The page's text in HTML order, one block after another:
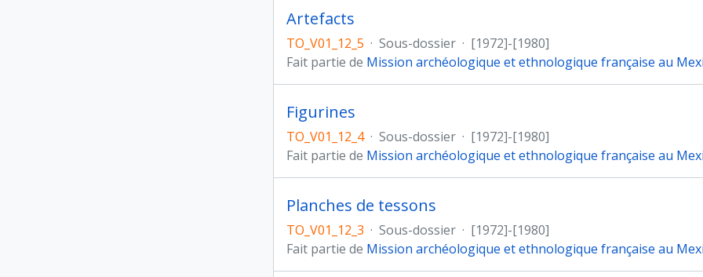
Artefacts
TO_V01_12_5 · Sous-dossier · [1972]-[1980]
Fait partie de Mission archéologique et ethnologique française au
Figurines
TO_V01_12_4 · Sous-dossier · [1972]-[1980]
Fait partie de Mission archéologique et ethnologique française au
Planches de tessons
TO_V01_12_3 · Sous-dossier · [1972]-[1980]
Fait partie de Mission archéologique et ethnologique française au